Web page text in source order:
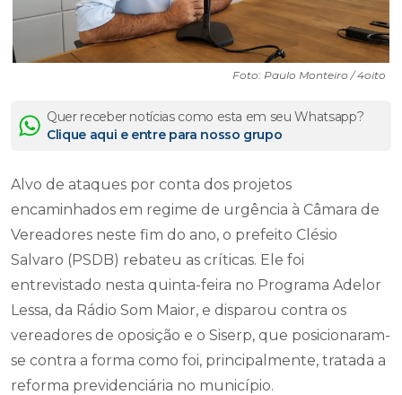
Foto: Paulo Monteiro / 4oito
Quer receber notícias como esta em seu Whatsapp?
Clique aqui e entre para nosso grupo
Alvo de ataques por conta dos projetos
encaminhados em regime de urgência à Câmara de
Vereadores neste fim do ano, o prefeito Clésio
Salvaro (PSDB) rebateu as críticas. Ele foi
entrevistado nesta quinta-feira no Programa Adelor
Lessa, da Rádio Som Maior, e disparou contra os
vereadores de oposição e o Siserp, que posicionaram-
se contra a forma como foi, principalmente, tratada a
reforma previdenciária no município.